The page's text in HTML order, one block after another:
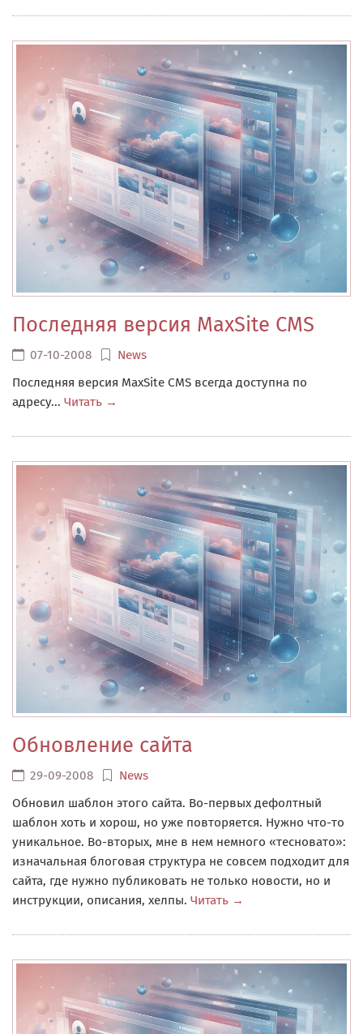
Последняя версия MaxSite CMS
07-10-2008
News
Последняя версия MaxSite CMS всегда доступна по
адресу... Читать
Обновление сайта
29-09-2008
News
Обновил шаблон этого сайта. Во-первых дефолтный
шаблон хоть и хорош, но уже повторяется. Нужно что-то
уникальное. Во-вторых, мне в нем немного «тесновато»:
изначальная блоговая структура не совсем подходит для
сайта, где нужно публиковать не только новости, но и
инструкции, описания, хелпы. Читать